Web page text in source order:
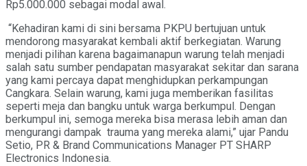
Rp5.000.000 sebagai modal awal.
“Kehadiran kami di sini bersama PKPU bertujuan untuk
mendorong masyarakat kembali aktif berkegiatan. Warung
menjadi pilihan karena bagaimanapun warung telah menjadi
salah satu sumber pendapatan masyarakat sekitar dan sarana
yang kami percaya dapat menghidupkan perkampungan
Cangkara. Selain warung, kami juga memberikan fasilitas
seperti meja dan bangku untuk warga berkumpul. Dengan
berkumpul ini, semoga mereka bisa merasa lebih aman dan
mengurangi dampak trauma yang mereka alami,” ujar Pandu
Setio, PR & Brand Communications Manager PT SHARP
Electronics Indonesia.